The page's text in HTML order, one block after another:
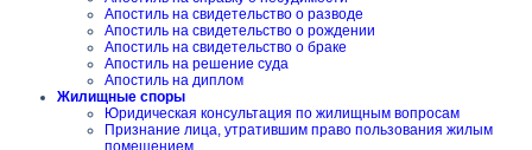
Апостиль на свидетельство о разводе
Апостиль на свидетельство о рождении
Апостиль на свидетельство о браке
Апостиль на решение суда
Апостиль на диплом
Жилищные споры
Юридическая консультация по жилищным вопросам
Признание лица, утратившим право пользования жилым